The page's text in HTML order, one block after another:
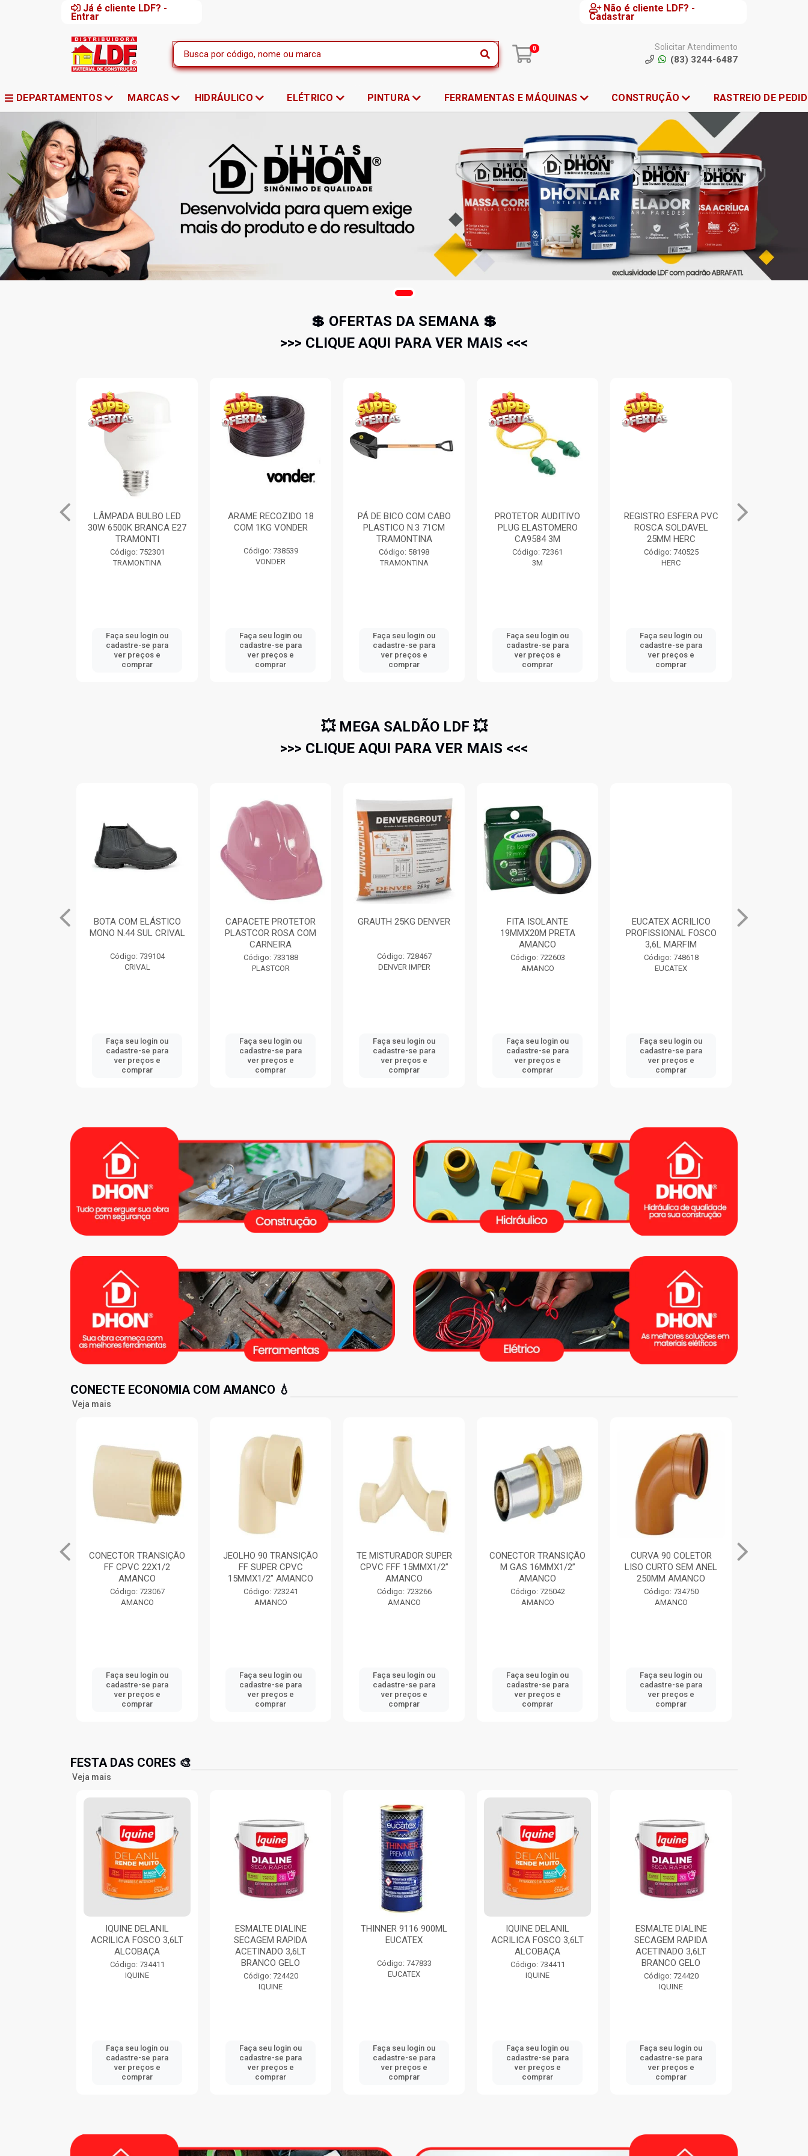
Já é cliente LDF? -
Entrar
Não é cliente LDF? -
Cadastrar
0 Solicitar Atendimento
(83) 3244-6487
DEPARTAMENTOS MARCAS HIDRÁULICO ELÉTRICO PINTURA FERRAMENTAS E MÁQUINAS CONSTRUÇÃO RASTREIO DE
💲 OFERTAS DA SEMANA 💲
>>> CLIQUE AQUI PARA VER MAIS <<<
LÂMPADA BULBO LED
30W 6500K BRANCA E27
TRAMONTI
Código: 752301
TRAMONTINA
Faça seu login ou
cadastre-se para
ver preços e
comprar
ARAME RECOZIDO 18
COM 1KG VONDER
Código: 738539
VONDER
Faça seu login ou
cadastre-se para
ver preços e
comprar
PÁ DE BICO COM CABO
PLASTICO N.3 71CM
TRAMONTINA
Código: 58198
TRAMONTINA
Faça seu login ou
cadastre-se para
ver preços e
comprar
PROTETOR AUDITIVO
PLUG ELASTOMERO
CA9584 3M
Código: 72361
3M
Faça seu login ou
cadastre-se para
ver preços e
comprar
REGISTRO ESFERA PVC
ROSCA SOLDAVEL
25MM HERC
Código: 740525
HERC
Faça seu login ou
cadastre-se para
ver preços e
comprar
💥 MEGA SALDÃO LDF 💥
>>> CLIQUE AQUI PARA VER MAIS <<<
BOTA COM ELÁSTICO
MONO N.44 SUL CRIVAL
Código: 739104
CRIVAL
Faça seu login ou
cadastre-se para
ver preços e
comprar
CAPACETE PROTETOR
PLASTCOR ROSA COM
CARNEIRA
Código: 733188
PLASTCOR
Faça seu login ou
cadastre-se para
ver preços e
comprar
GRAUTH 25KG DENVER
Código: 728467
DENVER IMPER
Faça seu login ou
cadastre-se para
ver preços e
comprar
FITA ISOLANTE
19MMX20M PRETA
AMANCO
Código: 722603
AMANCO
Faça seu login ou
cadastre-se para
ver preços e
comprar
EUCATEX ACRILICO
PROFISSIONAL FOSCO
3,6L MARFIM
Código: 748618
EUCATEX
Faça seu login ou
cadastre-se para
ver preços e
comprar
CONECTE ECONOMIA COM AMANCO 💧
Veja mais
CONECTOR TRANSIÇÃO
FF CPVC 22X1/2
AMANCO
Código: 723067
AMANCO
Faça seu login ou
cadastre-se para
ver preços e
comprar
JEOLHO 90 TRANSIÇÃO
FF SUPER CPVC
15MMX1/2” AMANCO
Código: 723241
AMANCO
Faça seu login ou
cadastre-se para
ver preços e
comprar
TE MISTURADOR SUPER
CPVC FFF 15MMX1/2”
AMANCO
Código: 723266
AMANCO
Faça seu login ou
cadastre-se para
ver preços e
comprar
CONECTOR TRANSIÇÃO
M GAS 16MMX1/2”
AMANCO
Código: 725042
AMANCO
Faça seu login ou
cadastre-se para
ver preços e
comprar
CURVA 90 COLETOR
LISO CURTO SEM ANEL
250MM AMANCO
Código: 734750
AMANCO
Faça seu login ou
cadastre-se para
ver preços e
comprar
FESTA DAS CORES 🎨
Veja mais
IQUINE DELANIL
ACRILICA FOSCO 3,6LT
ALCOBAÇA
Código: 734411
IQUINE
Faça seu login ou
cadastre-se para
ver preços e
comprar
ESMALTE DIALINE
SECAGEM RAPIDA
ACETINADO 3,6LT
BRANCO GELO
Código: 724420
IQUINE
Faça seu login ou
cadastre-se para
ver preços e
comprar
THINNER 9116 900ML
EUCATEX
Código: 747833
EUCATEX
Faça seu login ou
cadastre-se para
ver preços e
comprar
IQUINE DELANIL
ACRILICA FOSCO 3,6LT
ALCOBAÇA
Código: 734411
IQUINE
Faça seu login ou
cadastre-se para
ver preços e
comprar
ESMALTE DIALINE
SECAGEM RAPIDA
ACETINADO 3,6LT
BRANCO GELO
Código: 724420
IQUINE
Faça seu login ou
cadastre-se para
ver preços e
comprar